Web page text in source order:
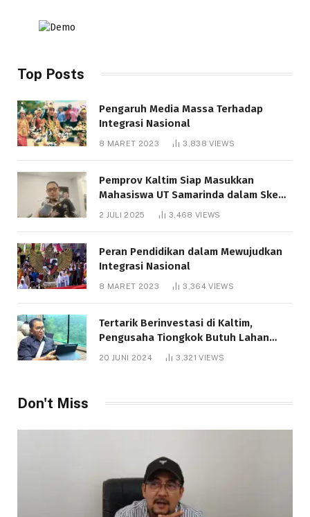
Top Posts
Pengaruh Media Massa Terhadap
Integrasi Nasional
8 MARET 2023 3,838VIEWS
Pemprov Kaltim Siap Masukkan
Mahasiswa UT Samarinda dalam Skema
Bantuan Pendidikan Gratispol
2 JULI 2025 3,468 VIEWS
Peran Pendidikan dalam Mewujudkan
Integrasi Nasional
8 MARET 2023 3,364VIEWS
Tertarik Berinvestasi di Kaltim,
Pengusaha Tiongkok Butuh Lahan
1.000 Hektare
20 JUNI 2024 3,321VIEWS
Don't Miss